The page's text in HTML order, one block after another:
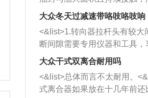
洗剂对堵塞的情况得到解决，
放在燃油箱中，与燃油混合后
动时，就可以和汽油一起进入
室，最后形成废气排出，就可
催化器得到清洗，排气管堵塞
能够得到解决。
圈数。 <&list>3、最后强调要
习，这样就可以形成肌肉记忆
驾驶车辆时，不需要记忆也
向。
和发动机内持续温度变化使其
逐渐减弱，导致渗油或漏油。
活塞间隙过大：积碳会使活塞
的间隙扩大，导致机油流入燃
造成烧机油。<&list>3、机油
机油粘度过小的话，同样会
象，机油粘度过小具有很好的
大众冬天过减速带咯吱咯吱响
<&list>1.转向器拉杆头有较大
断间隙需要专用仪器和工具，
无法制作，需要将车辆送到修
店；<&list>2.车辆半轴套管防
裂，破裂后会出现漏油现象，
损严重，磨损的半轴容易损坏
大众干式双离合耐用吗
<&list>总体而言不太耐用。
式离合器如果放在十几年前还